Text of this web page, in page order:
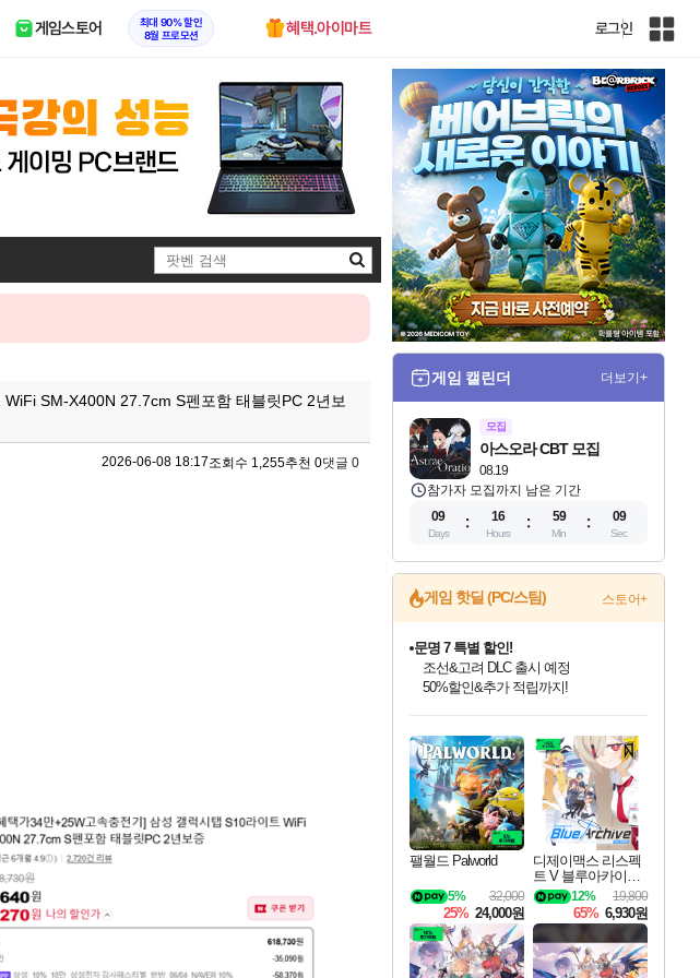
게임스토어
최대 90% 할인
8월 프로모션
혜택.아이마트 로그인
인
사
이
트
맵
검
색
SM-X400N 27.7cm S펜포함 태블릿PC 2년보
2026-06-08 18:17조회수 1,255추천 0댓글 0
게임 캘린더 더보기+
모집
08.19
아스오라 CBT 모집
참가자 모집까지 남은 기간
09
Days
16
Hours
59
Min
08
Sec
게임 핫딜 (PC/스팀) 스토어+
최대 90% 할인가를 만나보세요!
네이버혜택과 함께 만나보세요!
조선&고려 DLC 출시 예정
50%할인&추가 적립까지!
마블 투혼 파이팅 소울즈 정식출시!
네이버 포인트 혜택까지!
이니&베니 혜택까지!
네이버 혜택가와 함께 예약하세요!
할인&네이버혜택으로 만나보세요!
네이버페이 혜택과 만나보세요!
40주년 프로모션으로 만나보세요!
할인가에 만나보세요!
일부 에디션 상시 할인!
혜택으로 예약 판매 중
편안하게 충전하세요
팰월드 Palworld
32,000
5%
25% 24,000원
디제이맥스 리스펙
트 V 블루아카이브
팩 DJMAX RESPE
CT V Blue Archive P
ack DLC
19,800
12%
65% 6,930원